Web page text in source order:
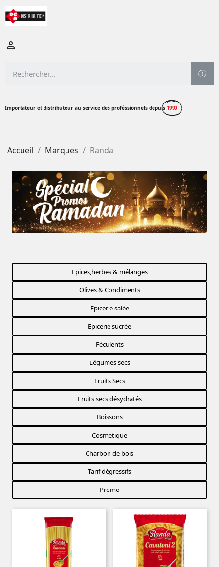

Importateur et distributeur au service des proféssionnels depuis 1990
Accueil Marques Randa
Epices,herbes & mélanges
Olives & Condiments
Epicerie salée
Epicerie sucrée
Féculents
Légumes secs
Fruits Secs
Fruits secs désydratés
Boissons
Cosmetique
Charbon de bois
Tarif dégressifs
Promo